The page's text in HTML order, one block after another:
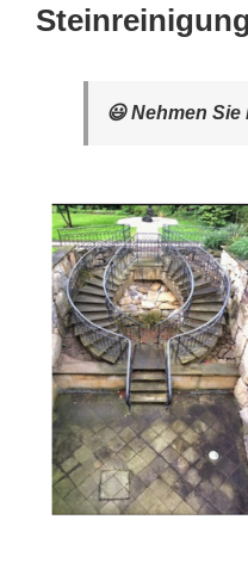
😃 Nehmen